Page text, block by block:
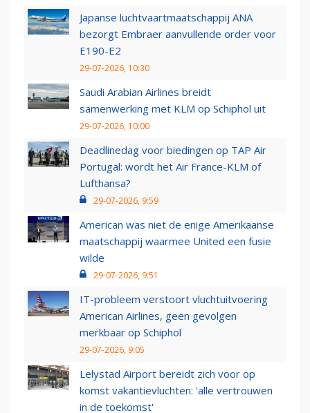
Japanse luchtvaartmaatschappij ANA
bezorgt Embraer aanvullende order voor
E190-E2
29-07-2026, 10:30
Saudi Arabian Airlines breidt
samenwerking met KLM op Schiphol uit
29-07-2026, 10:00
Deadlinedag voor biedingen op TAP Air
Portugal: wordt het Air France-KLM of
Lufthansa?
29-07-2026, 9:59
American was niet de enige Amerikaanse
maatschappij waarmee United een fusie
wilde
29-07-2026, 9:51
IT-probleem verstoort vluchtuitvoering
American Airlines, geen gevolgen
merkbaar op Schiphol
29-07-2026, 9:05
Lelystad Airport bereidt zich voor op
komst vakantievluchten: 'alle vertrouwen
in de toekomst'